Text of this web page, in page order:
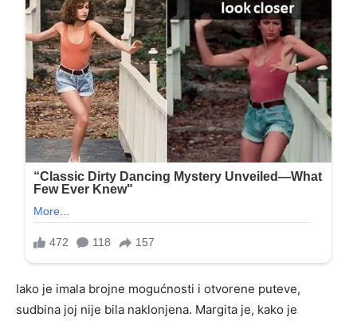
Iako je imala brojne mogućnosti i otvorene puteve,
sudbina joj nije bila naklonjena. Margita je, kako je